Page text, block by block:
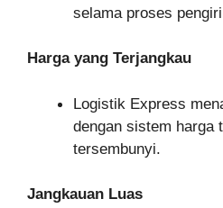
selama proses
Harga yang Terjangkau
Logistik Express
dengan sistem harga
tersembunyi.
Jangkauan Luas